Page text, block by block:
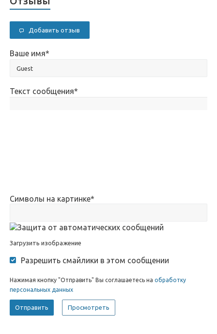
Добавить отзыв
Ваше имя*
Текст сообщения*
Символы на картинке*
Загрузить изображение
Разрешить смайлики в этом сообщении
Нажимая кнопку "Отправить" Вы соглашаетесь на обработку
персональных данных